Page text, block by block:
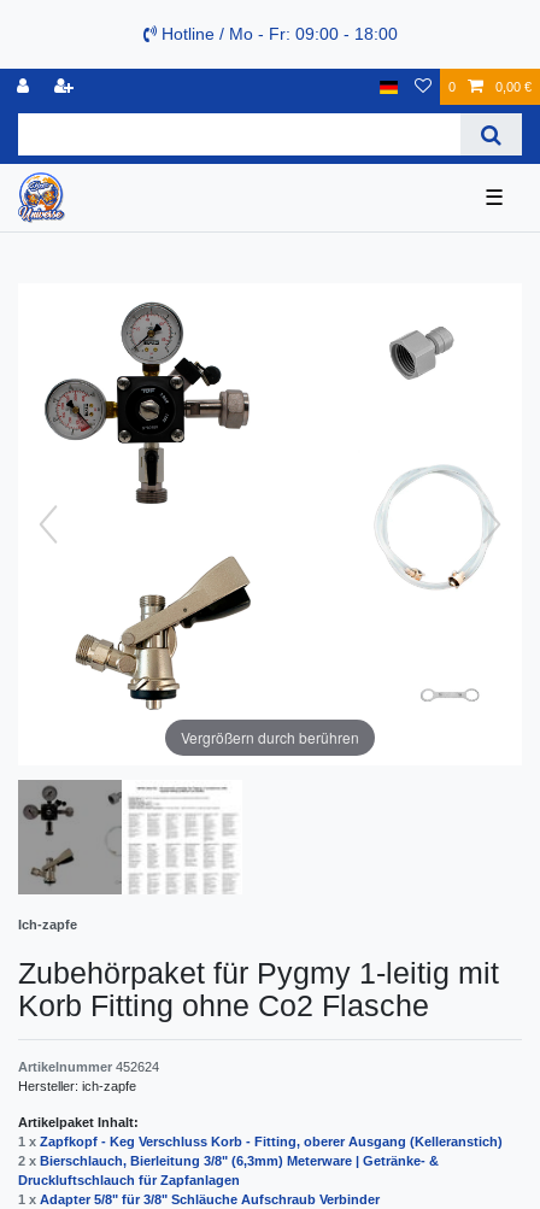
Hotline / Mo - Fr: 09:00 - 18:00
0 0,00 €
☰
Vergrößern durch berühren
Ich-zapfe
Zubehörpaket für Pygmy 1-leitig mit
Korb Fitting ohne Co2 Flasche
Artikelnummer 452624
Hersteller: ich-zapfe
Artikelpaket Inhalt:
1 x Zapfkopf - Keg Verschluss Korb - Fitting, oberer Ausgang (Kelleranstich)
2 x Bierschlauch, Bierleitung 3/8" (6,3mm) Meterware | Getränke- &
Druckluftschlauch für Zapfanlagen
1 x Adapter 5/8" für 3/8" Schläuche Aufschraub Verbinder